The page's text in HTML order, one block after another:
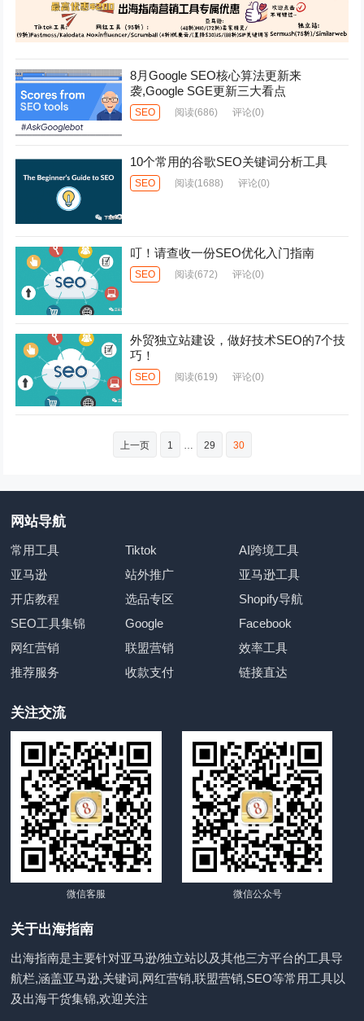
8月Google SEO核心算法更新来
袭,Google SGE更新三大看点
SEO 阅读(686) 评论(0)
10个常用的谷歌SEO关键词分析工具
SEO 阅读(1688) 评论(0)
叮！请查收一份SEO优化入门指南
SEO 阅读(672) 评论(0)
外贸独立站建设，做好技术SEO的7个技
巧！
SEO 阅读(619) 评论(0)
上一页 1 … 29 30
网站导航
常用工具 Tiktok
AI跨境工具
亚马逊
站外推广
亚马逊工具
开店教程
选品专区
Shopify导航
SEO工具集锦
Google
Facebook
网红营销
联盟营销
效率工具
推荐服务
收款支付 链接直达
关注交流
微信客服 微信公众号
关于出海指南
出海指南是主要针对亚马逊/独立站以及其他三方平台的工具导
航栏,涵盖亚马逊,关键词,网红营销,联盟营销,SEO等常用工具以
及出海干货集锦,欢迎关注